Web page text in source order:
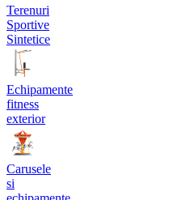
Terenuri
Sportive
Sintetice
Echipamente
fitness
exterior
Carusele
si